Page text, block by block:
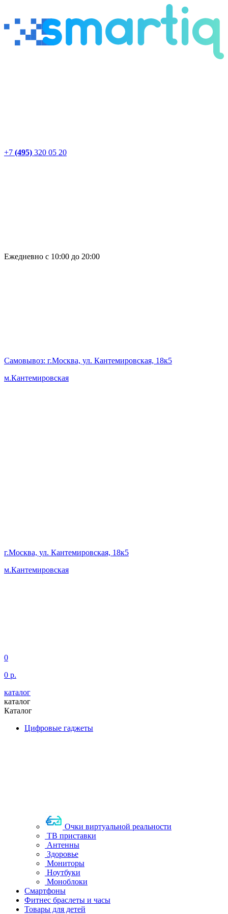
+7 (495) 320 05 20
Ежедневно с 10:00 до 20:00
Самовывоз: г.Москва, ул. Кантемировская, 18к5
м.Кантемировская
г.Москва, ул. Кантемировская, 18к5
м.Кантемировская
0
0 р.
каталог
каталог
Каталог
Цифровые гаджеты
Очки виртуальной реальности
ТВ приставки
Антенны
Здоровье
Мониторы
Ноутбуки
Моноблоки
Смартфоны
Фитнес браслеты и часы
Товары для детей